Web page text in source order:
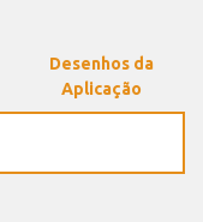
Desenhos da
Aplicação